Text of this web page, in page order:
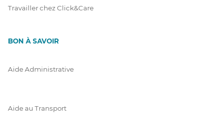
Travailler chez Click&Care
BON À SAVOIR
Aide Administrative
Aide au Transport